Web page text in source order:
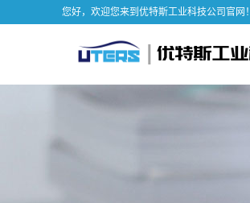
您好，欢迎您来到优特斯工业科技公司官网！